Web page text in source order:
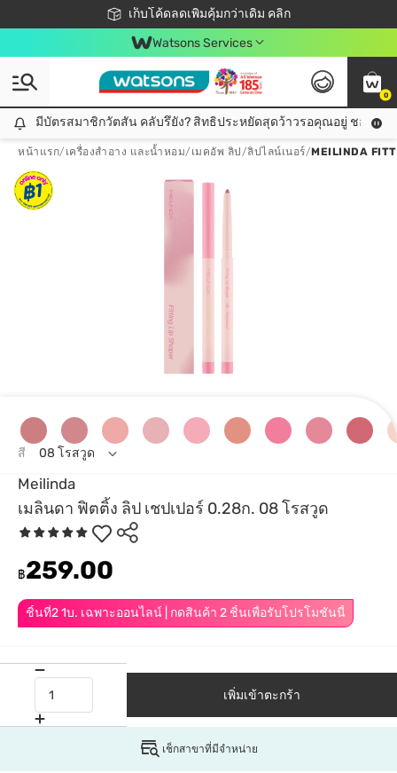
เก็บโค้ดลดเพิ่มคุ้มกว่าเดิม คลิก
ชอปออนไลน์ครั้งแรก ลดเพิ่มจุก ๆ 10%! 🎉
📦ส่งฟรี! เมื่อชอป 499฿
สมาชิกวัตสัน คลับดียังไง?
Watsons Services
0
มีบัตรสมาชิกวัตสัน คลับรึยัง? สิทธิประหยัดสุดว้าวรอคุณอยู่ ชอปคุ้มกว่าเดิม คลิก!
มีบัตรสมาชิกวัตสัน คลับรึยัง? สิทธิประหยัดสุดว้าวรอคุณอยู่ ชอปคุ้มก
หน้าแรก/ เครื่องสำอาง และน้ำหอม/ เมคอัพ ลิป /ลิปไลน์เนอร์/MEILINDA
Meilinda
เมลินดา ฟิตติ้ง ลิป เชปเปอร์ 0.28ก. 08 โรสวูด
ชิ้นที่2 1บ. เฉพาะออนไลน์ | กดสินค้า 2 ชิ้นเพื่อรับโปรโมชันนี้
฿259.00
สี 08 โรสวูด
เพิ่มเข้าตะกร้า
เช็กสาขาที่มีจำหน่าย